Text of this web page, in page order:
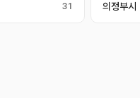
31 의정부시